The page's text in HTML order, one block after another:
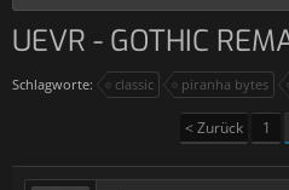
UEVR - GOTHIC
Schlagworte: classic piranha bytes
< Zurück 1